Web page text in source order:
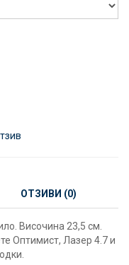
ОТЗИВИ (0)
Височина 23,5 см.
Оптимист, Лазер 4.7 и